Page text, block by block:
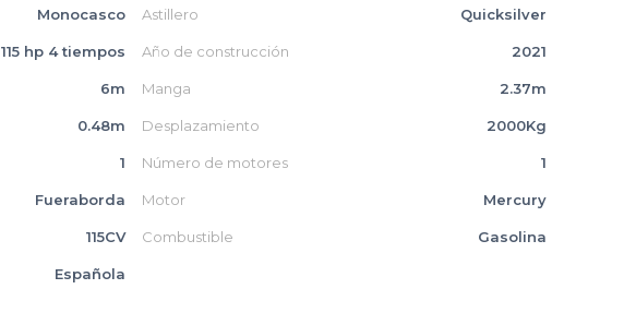
Monocasco Astillero Quicksilver
115 hp 4 tiempos Año de construcción 2021
6m Manga 2.37m
0.48m Desplazamiento 2000Kg
1 Número de motores 1
Fueraborda Motor Mercury
115CV Combustible Gasolina
Española